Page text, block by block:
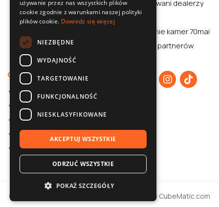
Autoryzowani dealerzy
Aplikacja
Porównanie kamer 70mai
70mai dla partnerów
O nas
O 70mai
Polityka prywatności
Współpraca B2B
Baza wiedzy
Kontakt
© 2026 70mai / Realizacja Strony internetowe CubeMatic.com
używanie przez nas wszystkich plików
cookie zgodnie z warunkami naszej polityki
plików cookie. Dowiedz się więcej
NIEZBĘDNE
WYDAJNOŚĆ
TARGETOWANIE
FUNKCJONALNOŚĆ
NIESKLASYFIKOWANE
AKCEPTUJ WSZYSTKIE
ODRZUĆ WSZYSTKIE
POKAŻ SZCZEGÓŁY